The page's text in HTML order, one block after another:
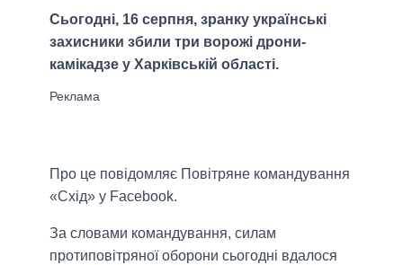
Сьогодні, 16 серпня, зранку українські
захисники збили три ворожі дрони-
камікадзе у Харківській області.
Про це повідомляє Повітряне командування
«Схід» у Facebook.
За словами командування, силам
протиповітряної оборони сьогодні вдалося